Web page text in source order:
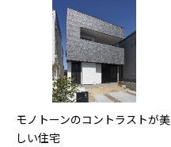
モノトーンのコントラストが美
しい住宅